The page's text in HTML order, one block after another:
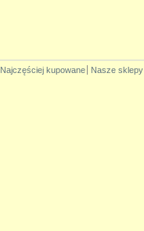
Najczęściej kupowane Nasze sklepy